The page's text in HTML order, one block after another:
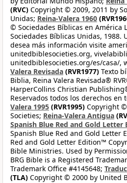
(RVC) Copyright © 2009, 2011 by
Unidas; Reina-Valera 1960
© Sociedades Bíblicas en América
Sociedades Bíblicas Unidas, 1988.
desea más información visite
unitedbiblesocieties.org,
unitedbiblesocieties.org/es/casa/,
Valera Revisada (RVR1977) Texto
Biblia, Reina Valera Revisada®
HarperCollins Christian
Reservados todos los derechos en
Valera 1995 (RVR1995) Copyright
Societies; Reina-Valera Antigua
Spanish Blue Red and Gold Letter
Spanish Blue Red and Gold Letter
Red and Gold Letter Edition™
Bible Ministries. Used by
BRG Bible is a Registered
Trademark Office #4145648;
(TLA) Copyright © 2000 by United